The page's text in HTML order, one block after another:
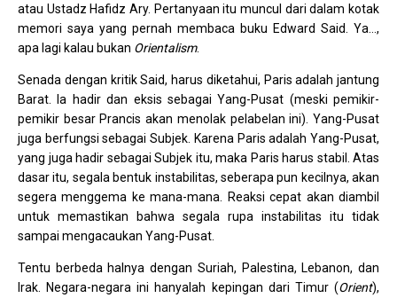
atau Ustadz Hafidz Ary. Pertanyaan itu muncul dari dalam kotak
memori saya yang pernah membaca buku Edward Said. Ya…,
apa lagi kalau bukan Orientalism.
Senada dengan kritik Said, harus diketahui, Paris adalah jantung
Barat. Ia hadir dan eksis sebagai Yang-Pusat (meski pemikir-
pemikir besar Prancis akan menolak pelabelan ini). Yang-Pusat
juga berfungsi sebagai Subjek. Karena Paris adalah Yang-Pusat,
yang juga hadir sebagai Subjek itu, maka Paris harus stabil. Atas
dasar itu, segala bentuk instabilitas, seberapa pun kecilnya, akan
segera menggema ke mana-mana. Reaksi cepat akan diambil
untuk memastikan bahwa segala rupa instabilitas itu tidak
sampai mengacaukan Yang-Pusat.
Tentu berbeda halnya dengan Suriah, Palestina, Lebanon, dan
Irak. Negara-negara ini hanyalah kepingan dari Timur (Orient),